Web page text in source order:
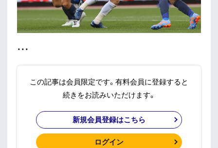
・・・
この記事は会員限定です。有料会員に登録すると
続きをお読みいただけます。
新規会員登録はこちら
ログイン